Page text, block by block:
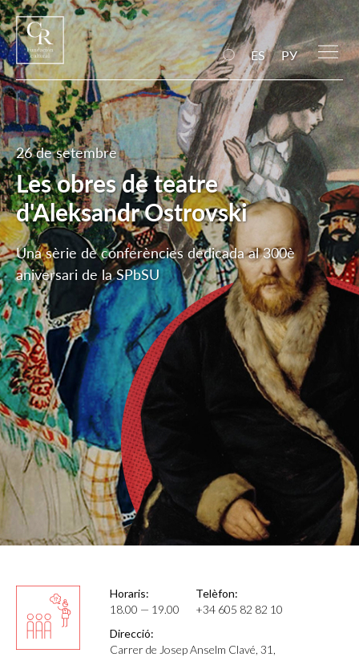
ES РУ
26 de setembre
Les obres de teatre
d'Aleksandr Ostrovski
Una sèrie de conferències dedicada al 300è
aniversari de la SPbSU
Horaris:
18.00 — 19.00
Telèfon:
+34 605 82 82 10
Direcció:
Carrer de Josep Anselm Clavé, 31,